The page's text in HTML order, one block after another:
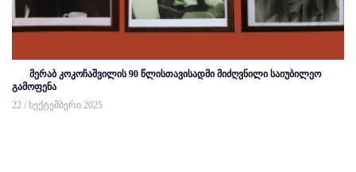
მერაბ კოკოჩაშვილის 90 წლისთავისადმი მიძღვნილი საიუბილეო
გამოფენა
22 / სექტემბერი 2025